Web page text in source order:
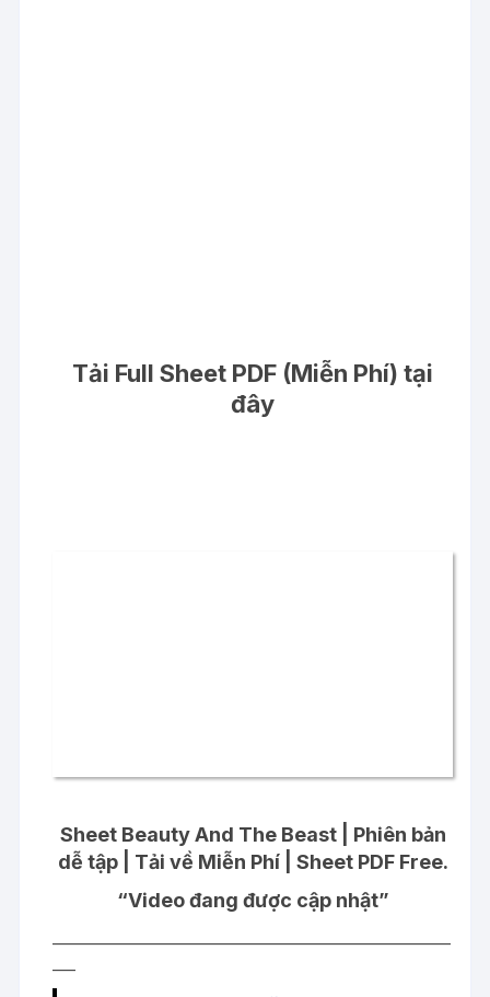
Tải Full Sheet PDF (Miễn Phí) tại
đây
Sheet Beauty And The Beast | Phiên bản
dễ tập | Tải về Miễn Phí | Sheet PDF Free.
“Video đang được cập nhật”